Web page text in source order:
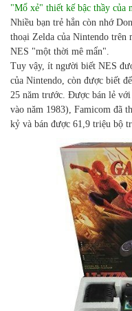
"Mổ xẻ" thiết kế bậc thầy của
Nhiều bạn trẻ hẳn còn nhớ
thoại Zelda của Nintendo
NES "một thời mê mẩn".
Tuy vậy, ít người biết NES
của Nintendo, còn được biết
25 năm trước. Được bán lẻ
vào năm 1983), Famicom đã
kỷ và bán được 61,9 triệu bộ